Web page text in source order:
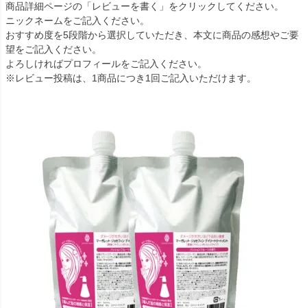
商品詳細ページの「レビューを書く」をクリックしてください。
ニックネームをご記入ください。
おすすめ度を5段階から選択していただき、本文に商品の感想やご要
望をご記入ください。
よろしければプロフィールをご記入ください。
※レビュー投稿は、1商品につき1回ご記入いただけます。